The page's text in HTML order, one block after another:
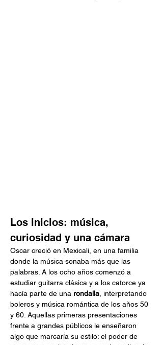
Los inicios: música,
curiosidad y una cámara
Oscar creció en Mexicali, en una familia
donde la música sonaba más que las
palabras. A los ocho años comenzó a
estudiar guitarra clásica y a los catorce ya
hacía parte de una rondalla , interpretando
boleros y música romántica de los años 50
y 60. Aquellas primeras presentaciones
frente a grandes públicos le enseñaron
algo que marcaría su estilo: el poder de